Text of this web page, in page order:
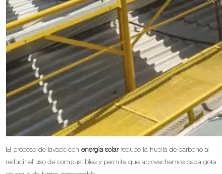
El proceso de lavado con energía solarreduce la huella de carbono al
reducir el uso de combustibles y permite que aprovechemos cada gota